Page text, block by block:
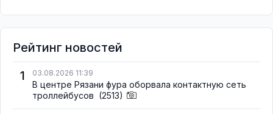
Рейтинг новостей
1
03.08.2026 11:39
В центре Рязани фура оборвала контактную сеть
троллейбусов (2513)